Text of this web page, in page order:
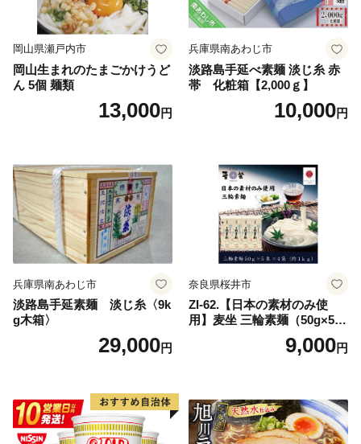
岡山県瀬戸内市
岡山生まれのたまごかけうど
ん 5個 麺類
13,000円
兵庫県南あわじ市
淡路島手延べ素麺 淡じ糸 赤
帯 化粧箱【2,000ｇ】
10,000円
兵庫県南あわじ市
淡路島手延素麺 淡じ糸〈9k
g木箱〉
29,000円
奈良県桜井市
ZI-62.【日本の素材のみ使
用】麦坐 三輪素麺（50g×5束
9,000円